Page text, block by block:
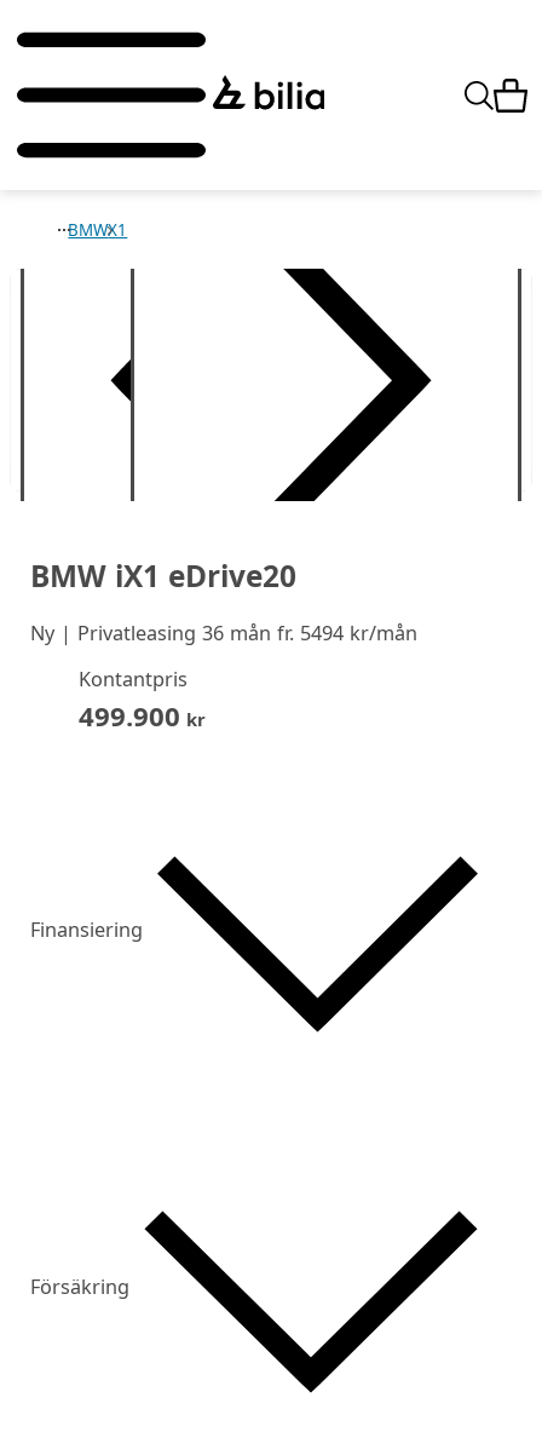
BMWX1
BMW iX1 eDrive20
Ny| Privatleasing 36 mån fr. 5494 kr/mån
Kontantpris
499.900 kr
Finansiering
Försäkring